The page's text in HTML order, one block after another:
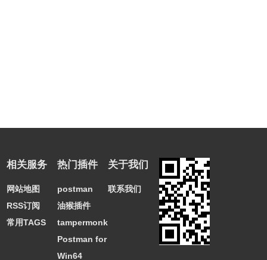
相关服务
网站地图
RSS订阅
常用TAGS
热门插件
postman
油猴插件
tampermonkey
Postman for
Win64
关于我们
联系我们